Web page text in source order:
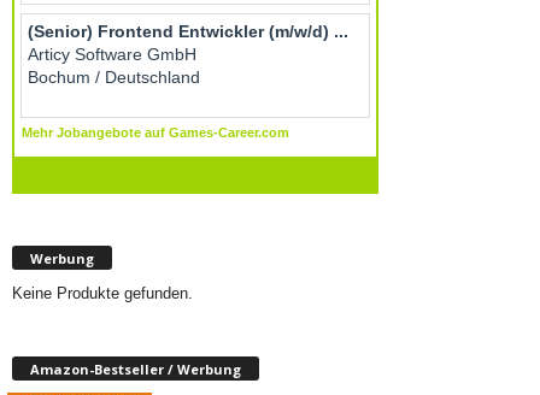
Werbung
Keine Produkte gefunden.
Amazon-Bestseller / Werbung